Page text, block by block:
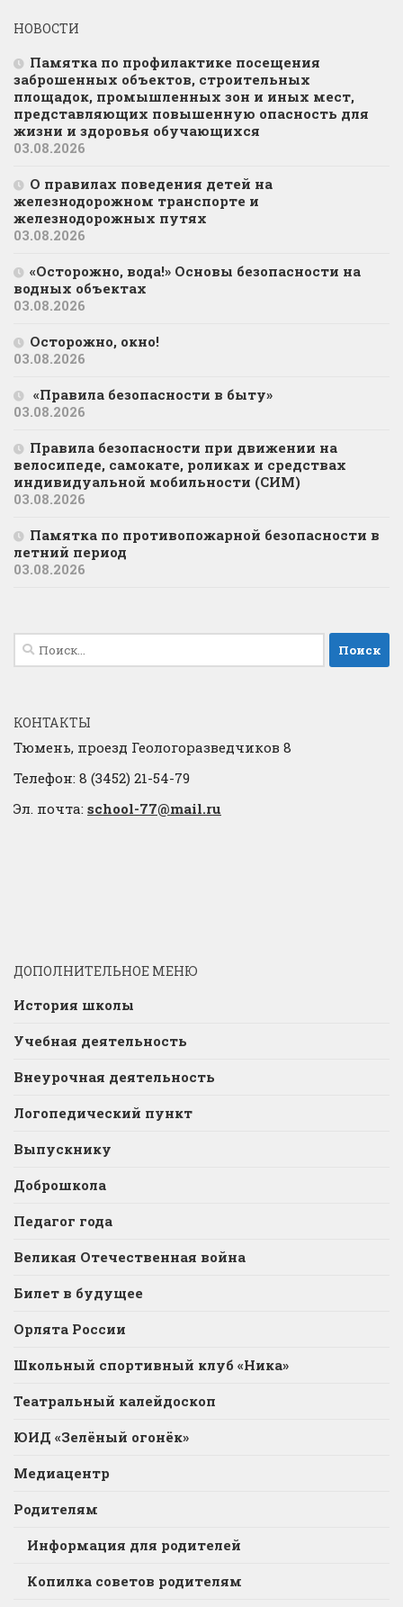
НОВОСТИ
Памятка по профилактике посещения
заброшенных объектов, строительных
площадок, промышленных зон и иных мест,
представляющих повышенную опасность для
жизни и здоровья обучающихся
03.08.2026
О правилах поведения детей на
железнодорожном транспорте и
железнодорожных путях
03.08.2026
«Осторожно, вода!» Основы безопасности на
водных объектах
03.08.2026
Осторожно, окно!
03.08.2026
«Правила безопасности в быту»
03.08.2026
Правила безопасности при движении на
велосипеде, самокате, роликах и средствах
индивидуальной мобильности (СИМ)
03.08.2026
Памятка по противопожарной безопасности в
летний период
03.08.2026
Найти:
КОНТАКТЫ
Тюмень, проезд Геологоразведчиков 8
Телефон: 8 (3452) 21-54-79
Эл. почта: school-77@mail.ru
ДОПОЛНИТЕЛЬНОЕ МЕНЮ
История школы
Учебная деятельность
Внеурочная деятельность
Логопедический пункт
Выпускнику
Доброшкола
Педагог года
Великая Отечественная война
Билет в будущее
Орлята России
Школьный спортивный клуб «Ника»
Театральный калейдоскоп
ЮИД «Зелёный огонёк»
Медиацентр
Родителям
Информация для родителей
Копилка советов родителям